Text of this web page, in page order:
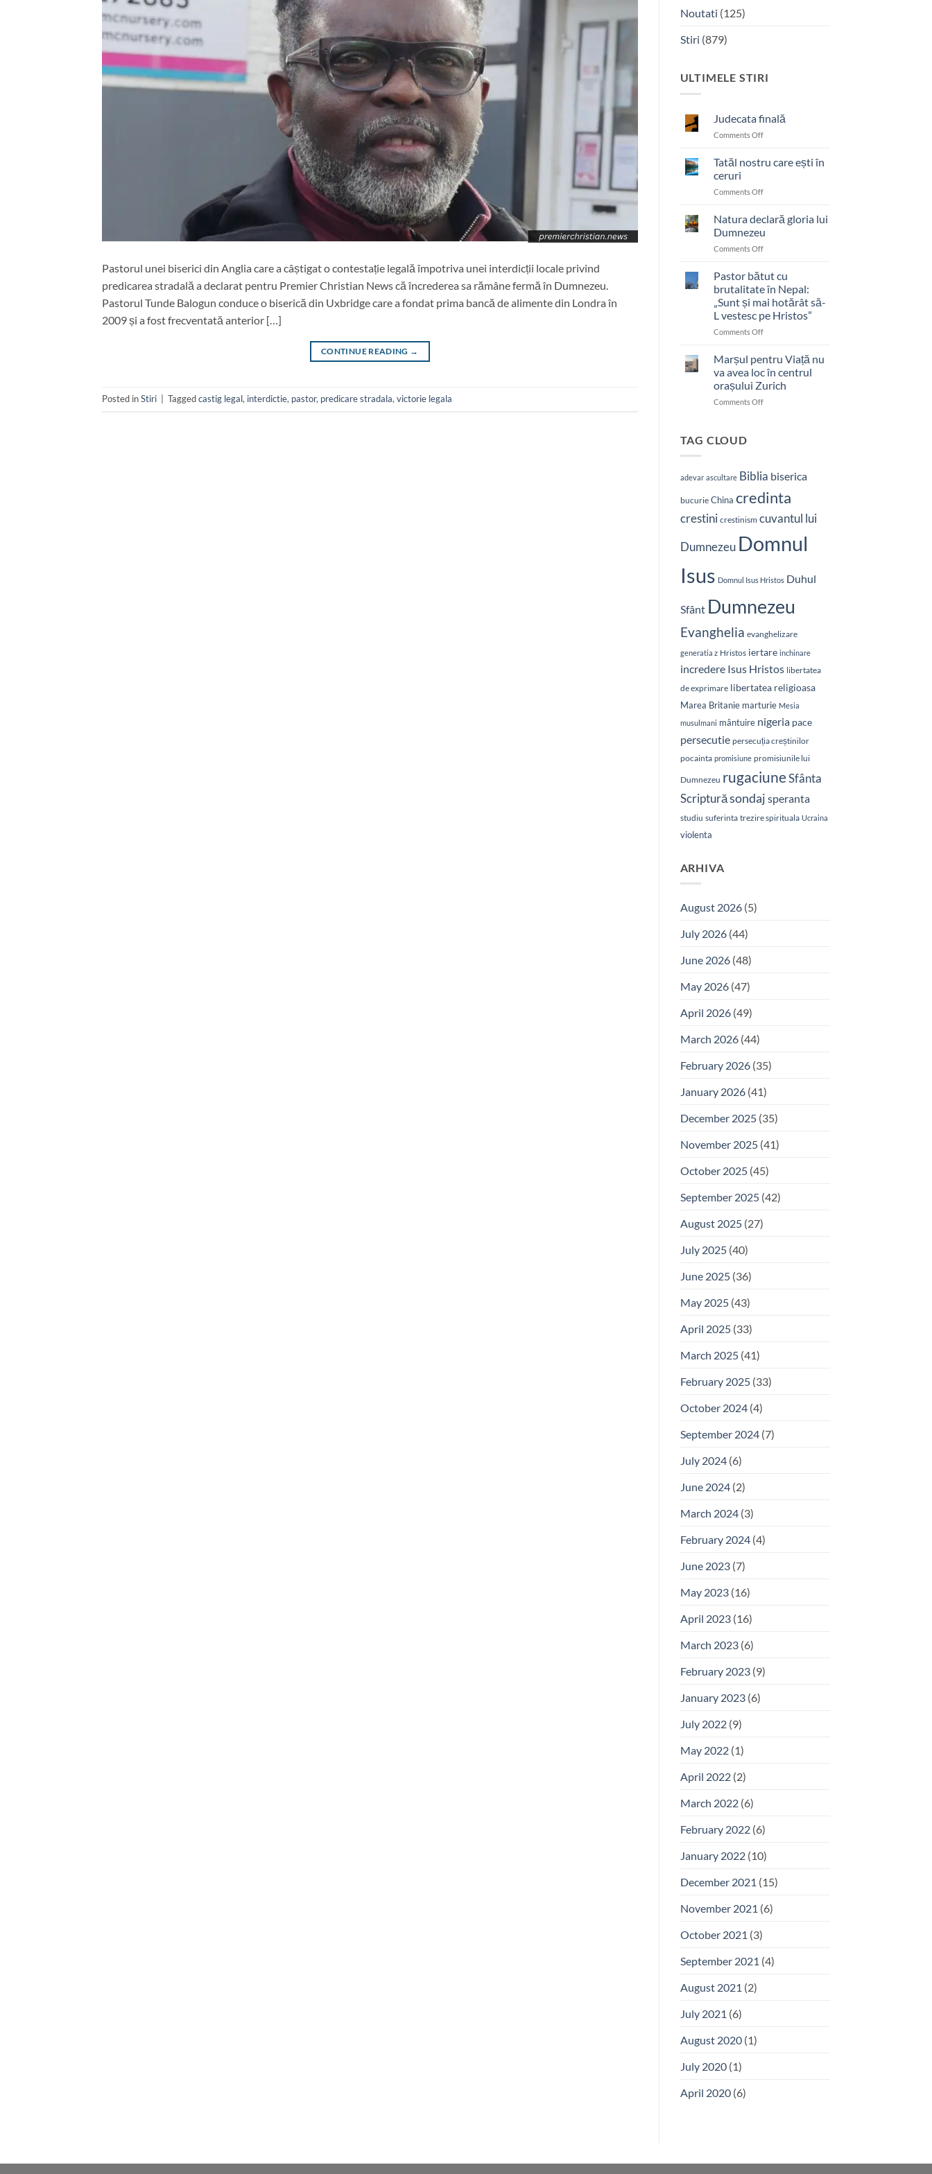
Pastorul unei biserici din Anglia care a câștigat o contestație legală împotriva unei interdicții locale privind
predicarea stradală a declarat pentru Premier Christian News că încrederea sa rămâne fermă în Dumnezeu.
Pastorul Tunde Balogun conduce o biserică din Uxbridge care a fondat prima bancă de alimente din Londra în
2009 și a fost frecventată anterior […]
CONTINUE READING →
Posted inStiri Taggedcastig legal, interdictie, pastor, predicare stradala, victorie legala
Noutati (125)
Stiri (879)
ULTIMELE STIRI
Judecata finală
Comments Offon
Tatăl nostru care ești în
ceruri
Comments Offon
nostru
care
ești
în
Natura declară gloria lui
Dumnezeu
Comments Offon
declară
gloria
lui
Dumnezeu
Pastor bătut cu
brutalitate în Nepal:
„Sunt și mai hotărât să-
L vestesc pe Hristos”
Comments Offon
bătut
cu
brutalitate
în
Nepal:
L
pe
Marșul pentru Viață nu
va avea loc în centrul
orașului Zurich
Comments Offon
avea
loc
în
orașului
TAG CLOUD
adevar ascultare Biblia biserica
bucurie China credinta
crestini crestinism cuvantul lui
Dumnezeu Domnul
Isus Domnul Isus Hristos Duhul
Sfânt Dumnezeu
Evanghelia evanghelizare
generatia z Hristos iertare inchinare
incredere Isus Hristos libertatea
de exprimare libertatea religioasa
Marea Britanie marturie Mesia
musulmani mântuire nigeria pace
persecutie persecuția creștinilor
pocainta promisiune promisiunile lui
Dumnezeu rugaciuneSfânta
Scripturăsondaj speranta
studiu suferinta trezire spirituala Ucraina
violenta
ARHIVA
August 2026(5)
July 2026(44)
June 2026(48)
May 2026(47)
April 2026(49)
March 2026(44)
February 2026(35)
January 2026(41)
December 2025(35)
November 2025(41)
October 2025(45)
September 2025(42)
August 2025(27)
July 2025(40)
June 2025(36)
May 2025(43)
April 2025(33)
March 2025(41)
February 2025(33)
October 2024(4)
September 2024(7)
July 2024(6)
June 2024(2)
March 2024(3)
February 2024(4)
June 2023(7)
May 2023(16)
April 2023(16)
March 2023(6)
February 2023(9)
January 2023(6)
July 2022(9)
May 2022(1)
April 2022(2)
March 2022(6)
February 2022(6)
January 2022(10)
December 2021 (15)
November 2021 (6)
October 2021 (3)
September 2021 (4)
August 2021 (2)
July 2021 (6)
August 2020(1)
July 2020(1)
April 2020(6)